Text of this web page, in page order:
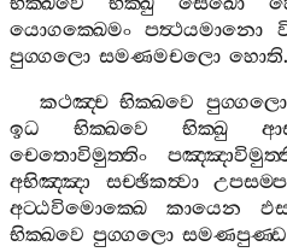
යොගක‍්ඛෙමං
පත්‍ථයමානො
පුග‍්ගලො සමණමචලො හොති.
කථඤ‍්ච භික‍්ඛවෙ පුග‍්ගලො
ඉධ
භික‍්ඛවෙ භික‍්ඛු
චෙතොවිමුත‍්තිං
අභිඤ‍්ඤා
සච‍්ඡිකත්‍වා
අට‍්ඨවිමොක‍්ඛෙ
කායෙන
භික‍්ඛවෙ පුග‍්ගලො